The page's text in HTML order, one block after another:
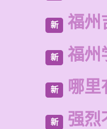
新 福州
新 福州
新 哪里
新 强烈